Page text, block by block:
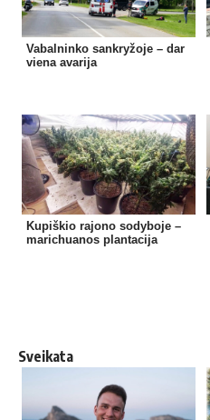
Vabalninko sankryžoje – dar
viena avarija
Kupiškio rajono sodyboje –
marichuanos plantacija
Sveikata